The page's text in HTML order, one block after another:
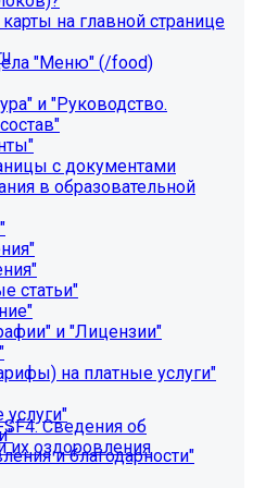
действия лицензии.
«Главного модуля»
.
через «Систему
"Сведения об
детей и их
Сведения об
их оздоровления
на главной странице
"Меню" (/food)
и "Руководство.
с документами
в образовательной
статьи"
и "Лицензии"
на платные услуги"
и благодарности"